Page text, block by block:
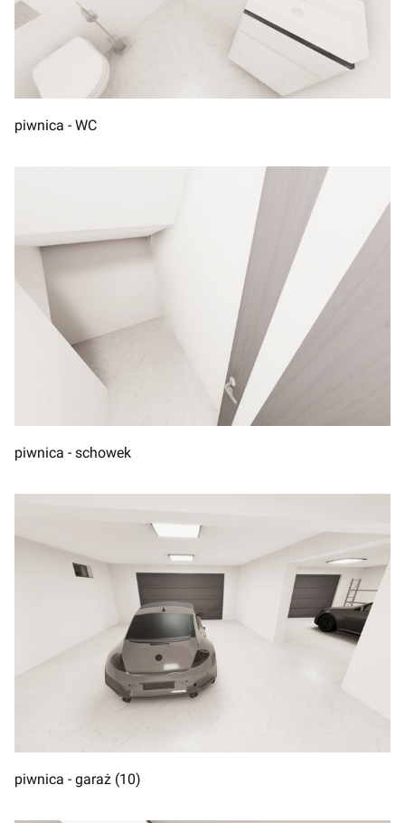
piwnica - WC
piwnica - schowek
piwnica - garaż (10)